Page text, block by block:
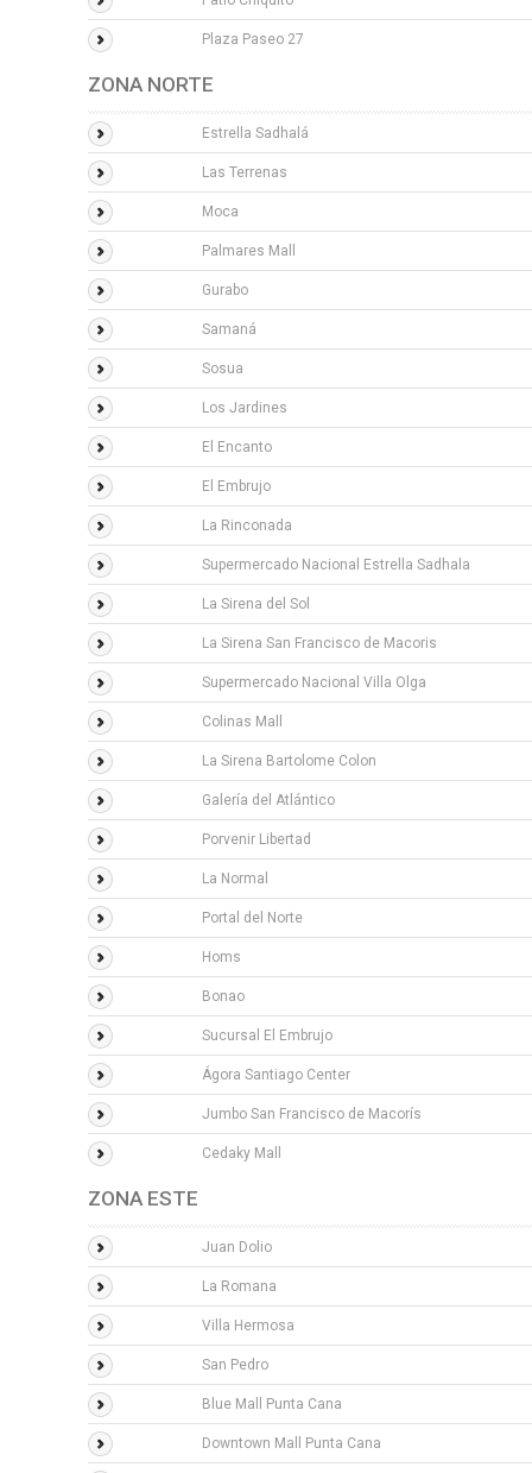
Plaza Paseo 27
ZONA NORTE
Estrella Sadhalá
Las Terrenas
Moca
Palmares Mall
Gurabo
Samaná
Sosua
Los Jardines
El Encanto
El Embrujo
La Rinconada
Supermercado Nacional Estrella Sadhala
La Sirena del Sol
La Sirena San Francisco de Macoris
Supermercado Nacional Villa Olga
Colinas Mall
La Sirena Bartolome Colon
Galería del Atlántico
Porvenir Libertad
La Normal
Portal del Norte
Homs
Bonao
Sucursal El Embrujo
Ágora Santiago Center
Jumbo San Francisco de Macorís
Cedaky Mall
ZONA ESTE
Juan Dolio
La Romana
Villa Hermosa
San Pedro
Blue Mall Punta Cana
Downtown Mall Punta Cana